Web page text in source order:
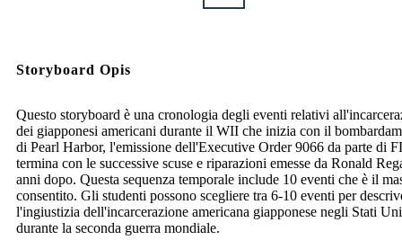
Storyboard Opis
Questo storyboard è una cronologia degli eventi relativi
dei giapponesi americani durante il WII che inizia con il
di Pearl Harbor, l'emissione dell'Executive Order 9066 da parte di
termina con le successive scuse e riparazioni emesse da Ronald
anni dopo. Questa sequenza temporale include 10 eventi che è il
consentito. Gli studenti possono scegliere tra 6-10 eventi per
l'ingiustizia dell'incarcerazione americana giapponese negli Stati
durante la seconda guerra mondiale.